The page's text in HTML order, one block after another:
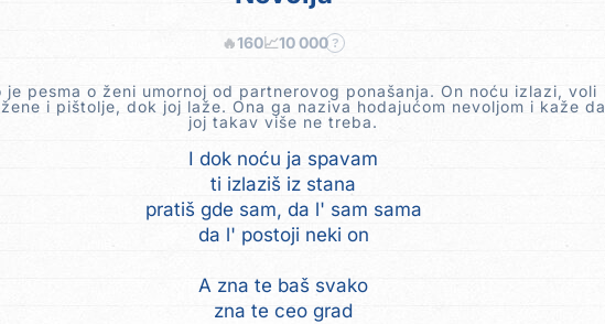
🔥160📈10 000 ?
je pesma o ženi umornoj od partnerovog ponašanja. On noću izlazi, voli
i pištolje, dok joj laže. Ona ga naziva hodajućom nevoljom i kaže da
joj takav više ne treba.
I dok noću ja spavam
ti izlaziš iz stana
pratiš gde sam, da l' sam sama
da l' postoji neki on
A zna te baš svako
zna te ceo grad